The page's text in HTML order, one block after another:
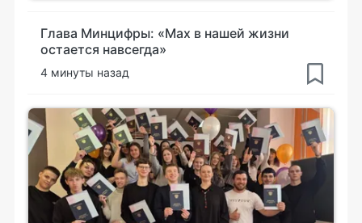
Глава Минцифры: «Мах в нашей жизни
остается навсегда»
4 минуты назад